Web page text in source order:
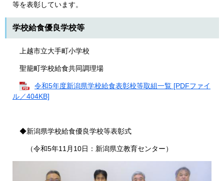
等を表彰しています。
学校給食優良学校等
上越市立大手町小学校
聖籠町学校給食共同調理場
令和5年度新潟県学校給食表彰校等取組一覧 [PDFファイ
ル／404KB]
◆新潟県学校給食優良学校等表彰式
（令和5年11月10日：新潟県立教育センター）